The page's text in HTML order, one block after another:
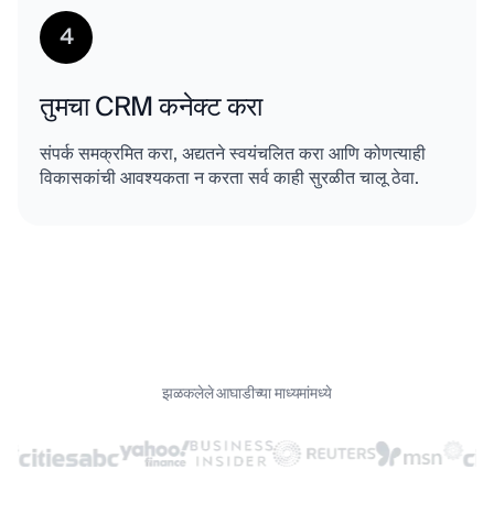
4
तुमचा CRM कनेक्ट करा
संपर्क समक्रमित करा, अद्यतने स्वयंचलित करा आणि कोणत्याही
विकासकांची आवश्यकता न करता सर्व काही सुरळीत चालू ठेवा.
झळकलेले आघाडीच्या माध्यमांमध्ये